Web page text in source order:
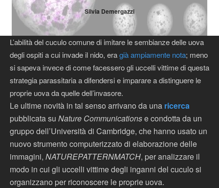
Silvia Demergazzi
L’abilità del cuculo comune di imitare le sembianze delle uova
degli ospiti a cui invade il nido, eragià ampiamente nota; meno
si sapeva invece di come facessero gli uccelli vittime di questa
strategia parassitaria a difendersi e imparare a distinguere le
proprie uova da quelle dell’invasore.
Le ultime novità in tal senso arrivano da una ricerca
pubblicata su Nature Communicationse condotta da un
gruppo dell’Università di Cambridge, che hanno usato un
nuovo strumento computerizzato di elaborazione delle
immagini, NATUREPATTERNMATCH, per analizzare il
modo in cui gli uccelli vittime degli inganni del cuculo si
organizzano per riconoscere le proprie uova.